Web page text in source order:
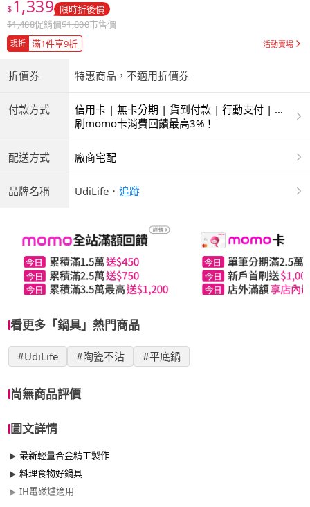
$1,339 限時折後價
$1,488促銷價$1,800市售價
現折 滿1件享9折 活動賣場
折價券 特惠商品，不適用折價券
付款方式
信用卡 | 無卡分期 | 貨到付款 | 行動支付 | 超
商付款 | ATM | 銀聯卡
刷momo卡消費回饋最高3%！
配送方式 廠商宅配
品牌名稱 UdiLife ． 追蹤
看更多「鍋具」熱門商品
#UdiLife #陶瓷不沾 #平底鍋
尚無商品評價
圖文詳情
最新輕量合金精工製作
料理食物好鍋具
IH電磁爐適用